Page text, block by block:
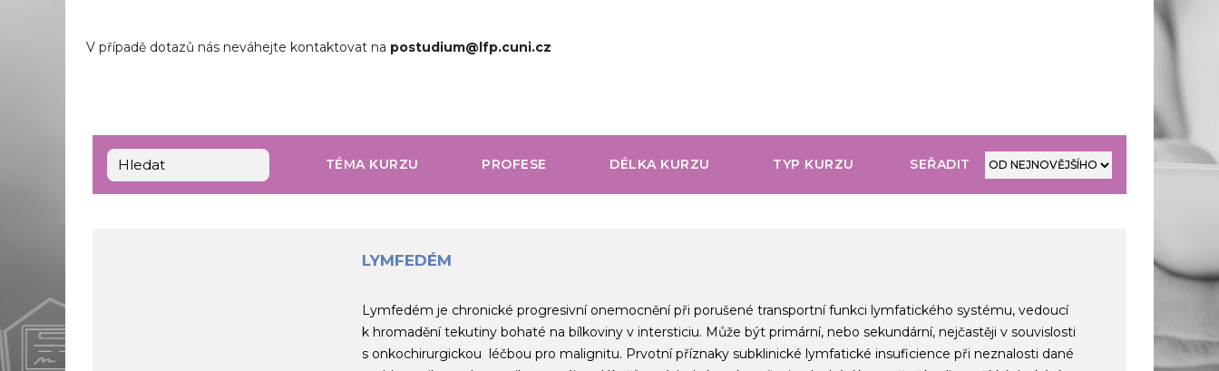
V případě dotazů nás neváhejte kontaktovat na postudium@lfp.cuni.cz
TÉMA KURZU PROFESE DÉLKA KURZU TYP KURZU SEŘADIT
LYMFEDÉM
Lymfedém je chronické progresivní onemocnění při porušené transportní funkci lymfatického systému, vedoucí
k hromadění tekutiny bohaté na bílkoviny v intersticiu. Může být primární, nebo sekundární, nejčastěji v souvislosti
s onkochirurgickou léčbou pro malignitu. Prvotní příznaky subklinické lymfatické insuficience při neznalosti dané